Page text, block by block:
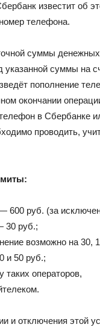
известит об
телефона.
суммы
указанной суммы на
пополнение
окончании
в Сбербанке
проводить,
600 руб. (за
30 руб.;
возможно на 30,
и 50 руб.;
таких операторов,
и отключения этой